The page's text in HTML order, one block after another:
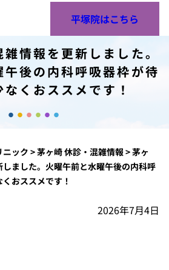
平塚院はこちら
情報を更新しました。
後の内科呼吸器枠が待
くおススメです！
ニック >茅ヶ崎 休診・混雑情報>茅ヶ
ました。火曜午前と水曜午後の内科呼
おススメです！
2026年7月4日